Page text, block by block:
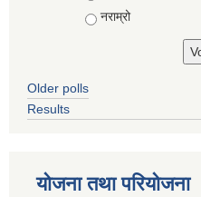
नराम्रो
Older polls
Results
योजना तथा परियोजना